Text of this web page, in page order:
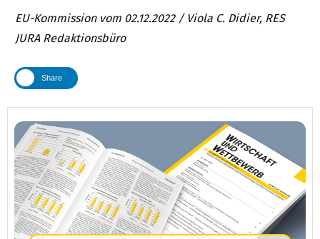
EU-Kommission vom 02.12.2022 / Viola C. Didier, RES
JURA Redaktionsbüro
Share